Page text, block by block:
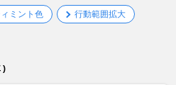
ミント色 行動範囲拡大
)